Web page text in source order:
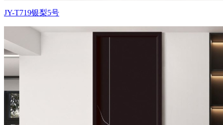
JY-T719银梨5号